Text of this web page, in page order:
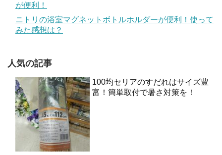
が便利！
ニトリの浴室マグネットボトルホルダーが便利！使って
みた感想は？
人気の記事
100均セリアのすだれはサイズ豊
富！簡単取付で暑さ対策を！